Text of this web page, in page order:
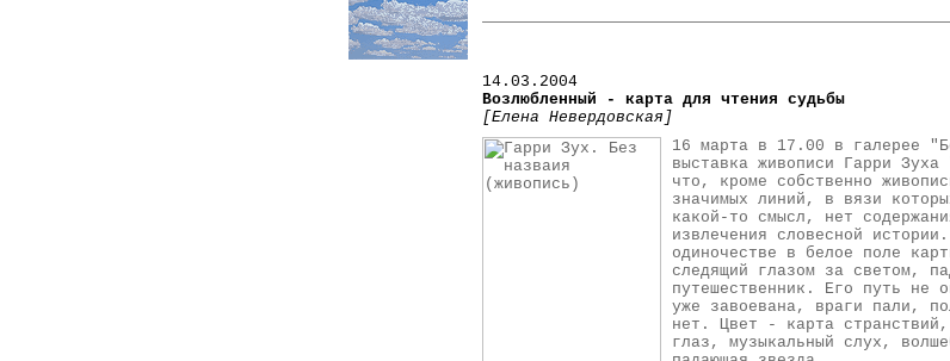
14.03.2004
Возлюбленный - карта для чтения судьбы
[Елена Невердовская]
16 марта в 17.00 в галерее
выставка живописи Гарри
что, кроме собственно
значимых линий, в вязи
какой-то смысл, нет
извлечения словесной
одиночестве в белое поле
следящий глазом за светом,
путешественник. Его путь не
уже завоевана, враги пали,
нет. Цвет - карта
глаз, музыкальный слух,